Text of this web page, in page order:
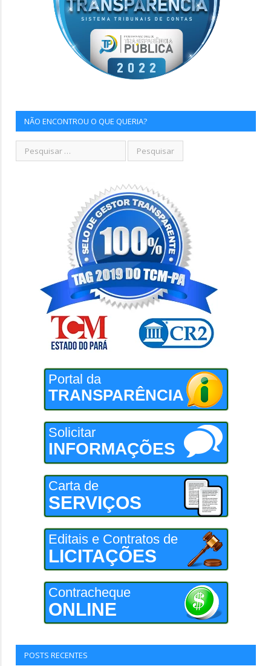
NÃO ENCONTROU O QUE QUERIA?
Portal da
TRANSPARÊNCIA
Solicitar
INFORMAÇÕES
Carta de
SERVIÇOS
Editais e Contratos de
LICITAÇÕES
Contracheque
ONLINE
POSTS RECENTES